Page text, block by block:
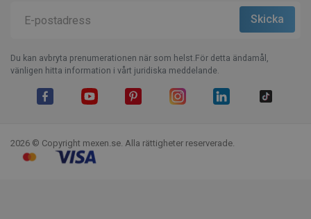
Du kan avbryta prenumerationen när som helst.För detta ändamål,
vänligen hitta information i vårt juridiska meddelande.
2026 © Copyright mexen.se. Alla rättigheter reserverade.